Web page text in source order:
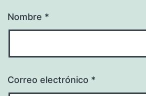
Nombre *
Correo electrónico *